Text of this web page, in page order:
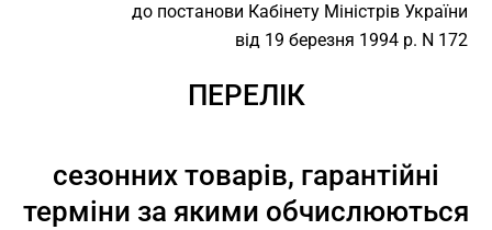
до постанови Кабінету Міністрів України
від 19 березня 1994 р. N 172
ПЕРЕЛІК
сезонних товарів, гарантійні
терміни за якими обчислюються